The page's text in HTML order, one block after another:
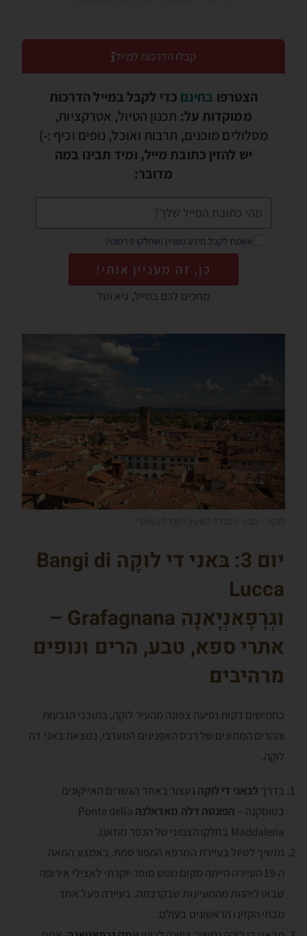
קבלו הדרכות למייל
הצטרפו בחינם כדי לקבל במייל הדרכות
ממוקדות על: תכנון הטיול, אטרקציות,
מסלולים מוכנים, תרבות ואוכל, נופים וכיף :-)
יש להזין כתובת מייל, ומיד תבינו במה
מדובר:
אשמח לקבל מידע מעניין (שחלקו פרסומי)
כן, זה מעניין אותי!
מחכים לכם במייל, גיא וטל
יום 3: בּאני די לוקָה
Bangi di
Lucca
וגְרָפָאנְיָאנָה
Grafagnana –
אתרי ספא, טבע, הרים ונופים
מרהיבים
כחמישים דקות נסיעה צפונה מהעיר לוקָה, בתוככי הגבעות
וההרים המתונים של רכס האפְּנינים המערבי, נמצאת בּאני דה
לוקָה.
בדרך לבּאני די לוקָה נעצור באחד הגשרים האייקונים
בטוסקנה – הפונטה דלה מאדאלנה Ponte della
Maddalena בחלקו הצפוני של הכפר מוזאנו.
נמשיך לטיול בעיירת המרפא המפורסמת. באמצע המאה
ה-19 העיירה הייתה מקום נופש סופר יוקרתי לאצילי אירופה
שבאו ליהנות מהמעיינות שבקרבתה. בעיירה פעל אחד
מבתי הקזינו הראשונים בעולם.